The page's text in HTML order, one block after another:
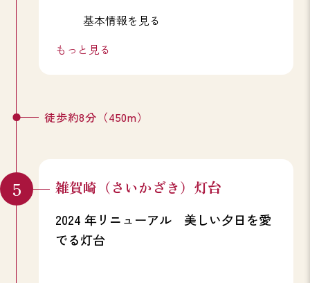
基本情報を見る
もっと見る
徒歩約8分（450m）
雑賀崎（さいかざき）灯台
2024 年リニューアル 美しい夕日を愛
でる灯台